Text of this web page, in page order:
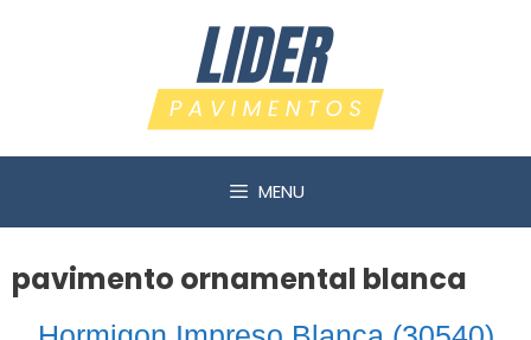
MENU
pavimento ornamental blanca